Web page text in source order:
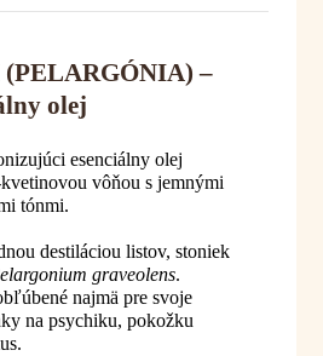
–
olej
esenciálny olej
vôňou s jemnými
tónmi.
destiláciou listov, stoniek
graveolens.
najmä pre svoje
na psychiku, pokožku